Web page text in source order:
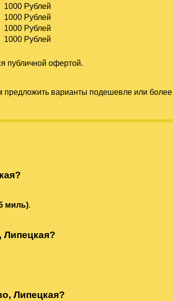
1000 Рублей
1000 Рублей
1000 Рублей
1000 Рублей
публичной офертой.
варианты подешевле или
миль).
Липецкая?
Липецкая?